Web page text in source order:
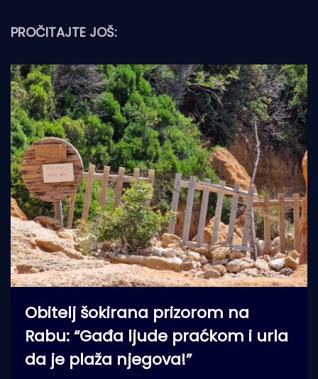
PROČITAJTE JOŠ:
Obitelj šokirana prizorom na
Rabu: “Gađa ljude praćkom i urla
da je plaža njegova!”